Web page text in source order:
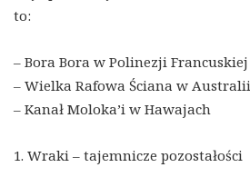
to:
– Bora Bora w Polinezji Francuskiej
– Wielka Rafowa Ściana w Australii
– Kanał Moloka’i w Hawajach
1. Wraki – tajemnicze pozostałości